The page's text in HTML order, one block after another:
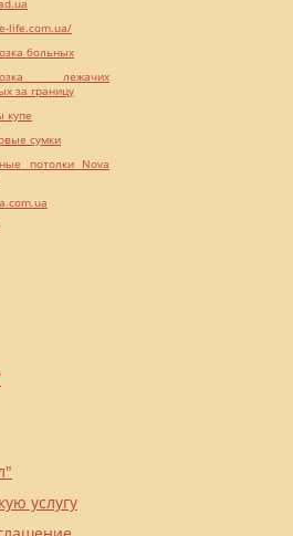
услугу
life.com.ua/
больных
лежачих
за границу
купе
сумки
потолки Nova